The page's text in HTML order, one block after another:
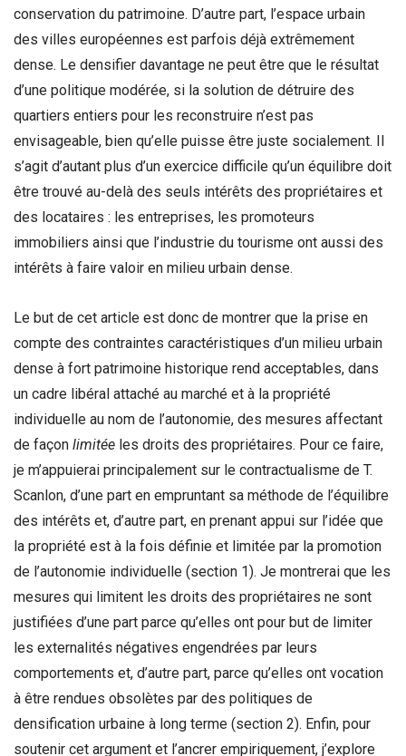
conservation du patrimoine. D’autre part, l’espace urbain
des villes européennes est parfois déjà extrêmement
dense. Le densifier davantage ne peut être que le résultat
d’une politique modérée, si la solution de détruire des
quartiers entiers pour les reconstruire n’est pas
envisageable, bien qu’elle puisse être juste socialement. Il
s’agit d’autant plus d’un exercice difficile qu’un équilibre doit
être trouvé au-delà des seuls intérêts des propriétaires et
des locataires : les entreprises, les promoteurs
immobiliers ainsi que l’industrie du tourisme ont aussi des
intérêts à faire valoir en milieu urbain dense.
Le but de cet article est donc de montrer que la prise en
compte des contraintes caractéristiques d’un milieu urbain
dense à fort patrimoine historique rend acceptables, dans
un cadre libéral attaché au marché et à la propriété
individuelle au nom de l’autonomie, des mesures affectant
de façon limitée les droits des propriétaires. Pour ce faire,
je m’appuierai principalement sur le contractualisme de T.
Scanlon, d’une part en empruntant sa méthode de l’équilibre
des intérêts et, d’autre part, en prenant appui sur l’idée que
la propriété est à la fois définie et limitée par la promotion
de l’autonomie individuelle (section 1). Je montrerai que les
mesures qui limitent les droits des propriétaires ne sont
justifiées d’une part parce qu’elles ont pour but de limiter
les externalités négatives engendrées par leurs
comportements et, d’autre part, parce qu’elles ont vocation
à être rendues obsolètes par des politiques de
densification urbaine à long terme (section 2). Enfin, pour
soutenir cet argument et l’ancrer empiriquement, j’explore